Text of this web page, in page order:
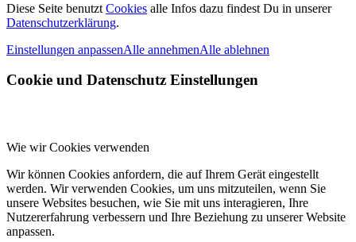
Diese Seite benutzt Cookies alle Infos dazu findest Du in unserer
Datenschutzerklärung.
Einstellungen anpassenAlle annehmenAlle ablehnen
Cookie und Datenschutz Einstellungen
Wie wir Cookies verwenden
Wir können Cookies anfordern, die auf Ihrem Gerät eingestellt
werden. Wir verwenden Cookies, um uns mitzuteilen, wenn Sie
unsere Websites besuchen, wie Sie mit uns interagieren, Ihre
Nutzererfahrung verbessern und Ihre Beziehung zu unserer Website
anpassen.